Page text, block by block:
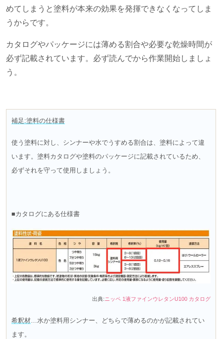
めてしまうと塗料が本来の効果を発揮できなくなってしま
うからです。
カタログやパッケージには薄める割合や必要な乾燥時間が
必ず記載されています。必ず読んでから作業開始しましょ
う。
補足:塗料の仕様書
使う塗料に対し、シンナーや水でうすめる割合は、塗料によって違
います。 塗料カタログや塗料のパッケージに記載されているため、
必ずそれを守って使用しましょう。
■カタログにある仕様書
出典: ニッペ 1液ファインウレタンU100 カタログ
希釈材…水か塗料用シンナー、どちらで薄めるのかが記載されてい
ます。